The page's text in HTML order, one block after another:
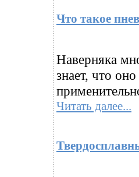
Что такое
Наверняка
знает, что
Читать далее...